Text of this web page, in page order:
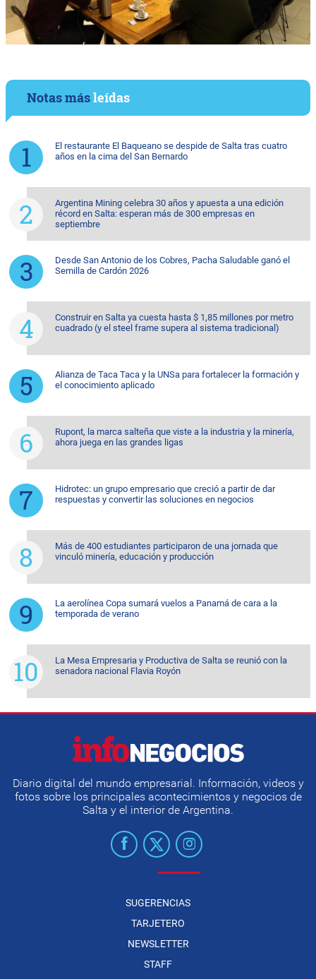
Notas másleídas
El restaurante El Baqueano se despide de Salta tras cuatro
años en la cima del San Bernardo
Argentina Mining celebra 30 años y apuesta a una edición
récord en Salta: esperan más de 300 empresas en
septiembre
Desde San Antonio de los Cobres, Pacha Saludable ganó el
Semilla de Cardón 2026
Construir en Salta ya cuesta hasta $ 1,85 millones por metro
cuadrado (y el steel frame supera al sistema tradicional)
Alianza de Taca Taca y la UNSa para fortalecer la formación y
el conocimiento aplicado
Rupont, la marca salteña que viste a la industria y la minería,
ahora juega en las grandes ligas
Hidrotec: un grupo empresario que creció a partir de dar
respuestas y convertir las soluciones en negocios
Más de 400 estudiantes participaron de una jornada que
vinculó minería, educación y producción
La aerolínea Copa sumará vuelos a Panamá de cara a la
temporada de verano
La Mesa Empresaria y Productiva de Salta se reunió con la
senadora nacional Flavia Royón
Diario digital del mundo empresarial. Información, videos y
fotos sobre los principales acontecimientos y negocios de
Salta y el interior de Argentina.
SUGERENCIAS
TARJETERO
NEWSLETTER
STAFF